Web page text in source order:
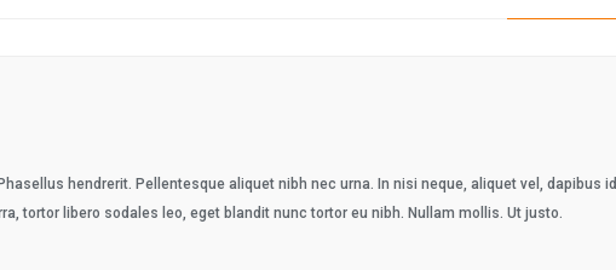
hendrerit. Pellentesque aliquet nibh nec urna. In nisi neque, aliquet vel, dapibus id,
tortor libero sodales leo, eget blandit nunc tortor eu nibh. Nullam mollis. Ut justo.